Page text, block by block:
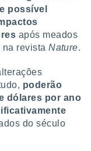
possível
após meados
na revistaNature.
poderão
dólares por ano
do século